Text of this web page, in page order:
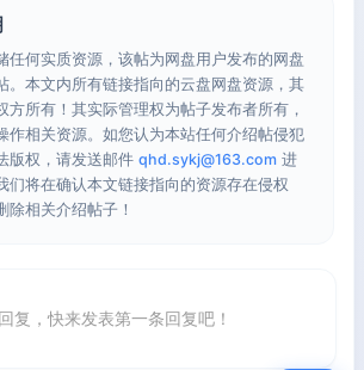
任何实质资源，该帖为网盘用户发布的网盘
。本文内所有链接指向的云盘网盘资源，其
方所有！其实际管理权为帖子发布者所有，
作相关资源。如您认为本站任何介绍帖侵犯
版权，请发送邮件 qhd.sykj@163.com 进
们将在确认本文链接指向的资源存在侵权
除相关介绍帖子！
复，快来发表第一条回复吧！